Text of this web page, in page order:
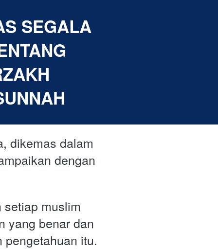
SEGALA
dikemas dalam
dengan
muslim
yang benar dan
itu.